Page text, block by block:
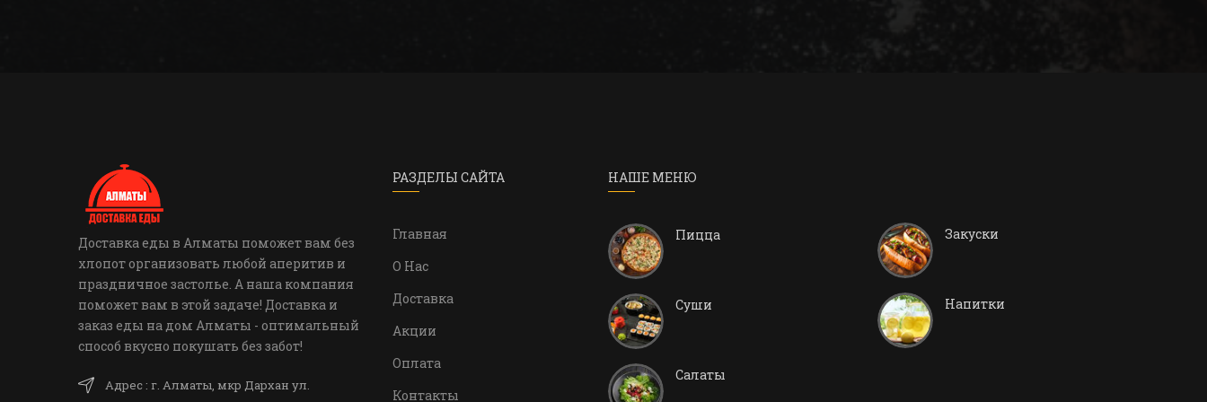
Доставка еды в Алматы поможет вам без
хлопот организовать любой аперитив и
праздничное застолье. А наша компания
поможет вам в этой задаче! Доставка и
заказ еды на дом Алматы - оптимальный
способ вкусно покушать без забот!
Адрес : г. Алматы, мкр Дархан ул.
РАЗДЕЛЫ САЙТА
Главная
О Нас
Доставка
Акции
Оплата
Контакты
НАШЕ МЕНЮ
Пицца
Суши
Салаты
Закуски
Напитки